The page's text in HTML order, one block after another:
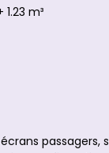
m³
passagers,